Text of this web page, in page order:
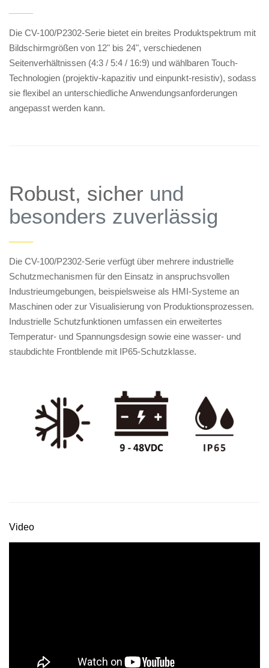
——
Die CV-100/P2302-Serie bietet ein breites Produktspektrum mit
Bildschirmgrößen von 12" bis 24", verschiedenen
Seitenverhältnissen (4:3 / 5:4 / 16:9) und wählbaren Touch-
Technologien (projektiv-kapazitiv und einpunkt-resistiv), sodass
sie flexibel an unterschiedliche Anwendungsanforderungen
angepasst werden kann.
Robust, sicher und
besonders zuverlässig
——
Die CV-100/P2302-Serie verfügt über mehrere industrielle
Schutzmechanismen für den Einsatz in anspruchsvollen
Industrieumgebungen, beispielsweise als HMI-Systeme an
Maschinen oder zur Visualisierung von Produktionsprozessen.
Industrielle Schutzfunktionen umfassen ein erweitertes
Temperatur- und Spannungsdesign sowie eine wasser- und
staubdichte Frontblende mit IP65-Schutzklasse.
Video